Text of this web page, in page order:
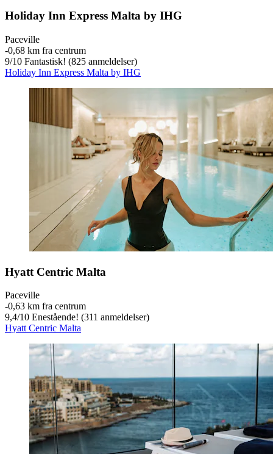
Holiday Inn Express Malta by IHG
Paceville
‐0,68 km fra centrum
9/10 Fantastisk! (825 anmeldelser)
Holiday Inn Express Malta by IHG
Hyatt Centric Malta
Paceville
‐0,63 km fra centrum
9,4/10 Enestående! (311 anmeldelser)
Hyatt Centric Malta